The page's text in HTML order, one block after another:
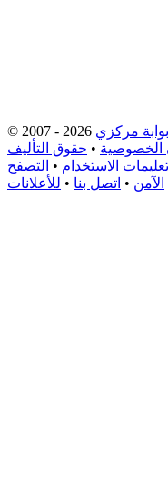
© 2007 - 2026 بوابة مركزي
الخصوصية • حقوق التأليف
تعليمات الاستخدام • التصفح
الآمن • اتصل بنا • للأعلانات